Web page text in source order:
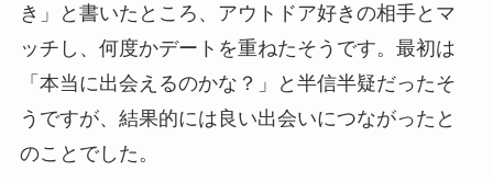
き」と書いたところ、アウトドア好きの相手とマ
ッチし、何度かデートを重ねたそうです。最初は
「本当に出会えるのかな？」と半信半疑だったそ
うですが、結果的には良い出会いにつながったと
のことでした。